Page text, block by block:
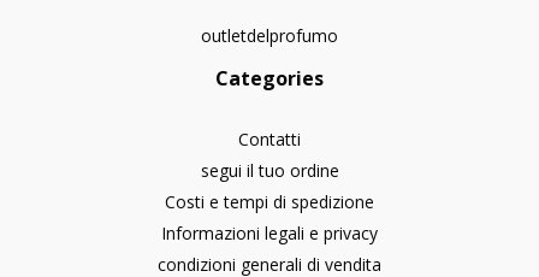
outletdelprofumo
Categories
Contatti
segui il tuo ordine
Costi e tempi di spedizione
Informazioni legali e privacy
condizioni generali di vendita